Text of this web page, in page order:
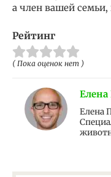
а член вашей
Рейтинг
( Пока оценок нет )
Елена
Елена